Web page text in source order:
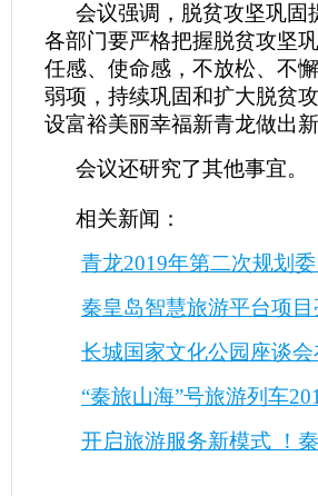
会议强调，脱贫攻坚巩固
各部门要严格把握脱贫攻坚
任感、使命感，不放松、不
弱项，持续巩固和扩大脱贫
设富裕美丽幸福新青龙做出新
会议还研究了其他事宜。
相关新闻：
青龙2019年第二次规划
秦皇岛智慧旅游平台项
长城国家文化公园座谈
“秦旅山海”号旅游列车
开启旅游服务新模式 ！